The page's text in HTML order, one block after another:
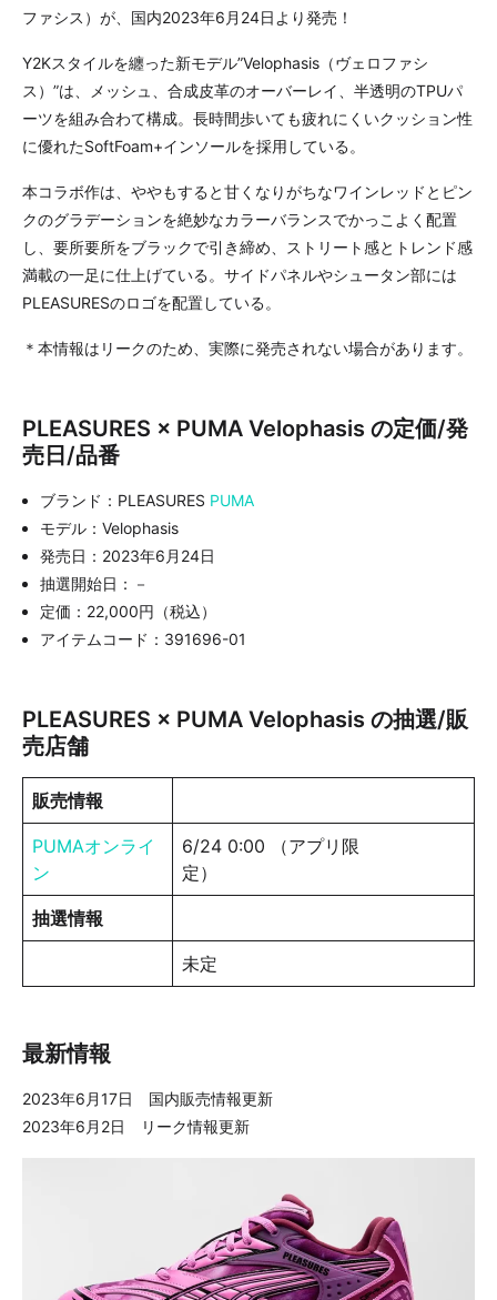
ファシス）が、国内2023年6月24日より発売！
Y2Kスタイルを纏った新モデル”Velophasis（ヴェロファシ
ス）”は、メッシュ、合成皮革のオーバーレイ、半透明のTPUパ
ーツを組み合わて構成。長時間歩いても疲れにくいクッション性
に優れたSoftFoam+インソールを採用している。
本コラボ作は、ややもすると甘くなりがちなワインレッドとピン
クのグラデーションを絶妙なカラーバランスでかっこよく配置
し、要所要所をブラックで引き締め、ストリート感とトレンド感
満載の一足に仕上げている。サイドパネルやシュータン部には
PLEASURESのロゴを配置している。
＊本情報はリークのため、実際に発売されない場合があります。
PLEASURES × PUMA Velophasis の定価/発
売日/品番
ブランド：PLEASURES PUMA
モデル：Velophasis
発売日：2023年6月24日
抽選開始日：－
定価：22,000円（税込）
アイテムコード：391696-01
PLEASURES × PUMA Velophasis の抽選/販
売店舗
販売情報
PUMAオンライ
ン
6/24 0:00 （アプリ限
定）
抽選情報
未定
最新情報
2023年6月17日 国内販売情報更新
2023年6月2日 リーク情報更新